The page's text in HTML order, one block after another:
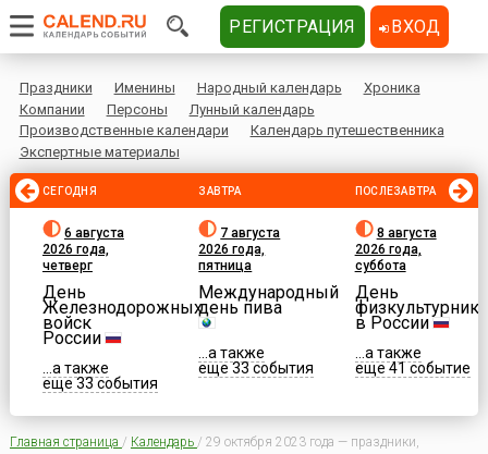
Праздники Именины Народный календарь
Хроника
Компании
Персоны
Лунный календарь
Производственные календари
Календарь путешественника
Экспертные материалы
СЕГОДНЯ
6 августа
2026 года,
четверг
День
Железнодорожных
войск
России
...а также
еще 33 события
ЗАВТРА
7 августа
2026 года,
пятница
Международный
день пива
...а также
еще 33 события
ПОСЛЕЗАВТРА
8 августа
2026 года,
суббота
День
физкультурника
в России
...а также
еще 41 событие
Главная страница / Календарь / 29 октября 2023 года — праздники,
РЕГИСТРАЦИЯ ВХОД